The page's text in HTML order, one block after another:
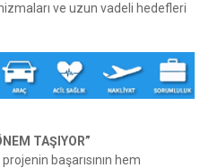
ve uzun vadeli hedefleri
TAŞIYOR”
başarısının hem